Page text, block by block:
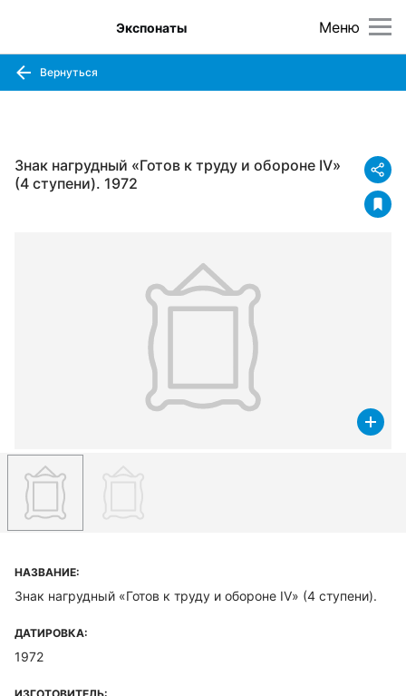
Меню
Экспонаты
Вернуться
Знак нагрудный «Готов к труду и обороне IV»
(4 ступени). 1972
НАЗВАНИЕ:
Знак нагрудный «Готов к труду и обороне IV» (4 ступени).
ДАТИРОВКА:
1972